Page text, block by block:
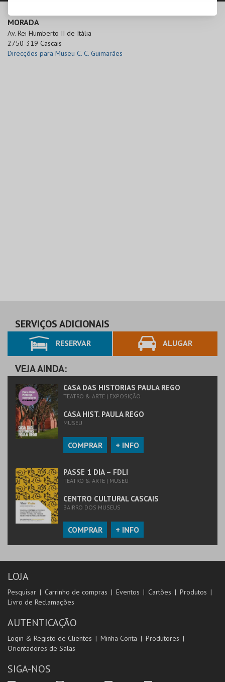
MORADA
Av. Rei Humberto II de Itália
2750-319 Cascais
Direcções para Museu C. C. Guimarães
SERVIÇOS ADICIONAIS
RESERVAR ALUGAR
VEJA AINDA:
CASA DAS HISTÓRIAS PAULA REGO
TEATRO & ARTE | EXPOSIÇÃO
CASA HIST. PAULA REGO
MUSEU
COMPRAR + INFO
PASSE 1 DIA – FDLI
TEATRO & ARTE | MUSEU
CENTRO CULTURAL CASCAIS
BAIRRO DOS MUSEUS
COMPRAR + INFO
LOJA
Pesquisar Carrinho de compras Eventos Cartões
Produtos
Livro de Reclamações
AUTENTICAÇÃO
Login & Registo de Clientes Minha Conta
Produtores
Orientadores de Salas
SIGA-NOS